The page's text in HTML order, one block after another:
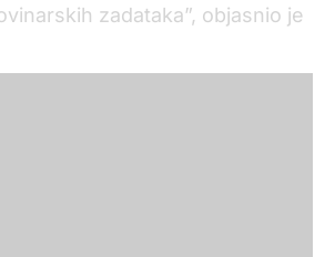
zadataka”, objasnio je